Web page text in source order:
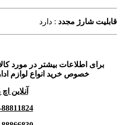
قابلیت شارژ مجدد : دارد
برای اطلاعات بیشتر در مورد
خصوص خرید انواع لوازم
آنلاین